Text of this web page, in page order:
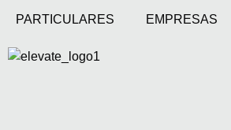
PARTICULARES EMPRESAS